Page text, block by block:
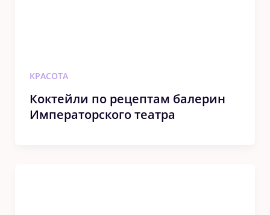
КРАСОТА
Коктейли по рецептам балерин
Императорского театра